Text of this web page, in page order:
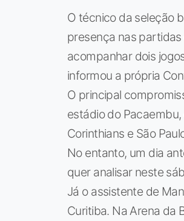
O técnico da seleção
presença nas
acompanhar dois
informou a própria
O principal
estádio do
Corinthians e São
No entanto, um dia
quer analisar neste
Já o assistente de
Curitiba. Na Arena da